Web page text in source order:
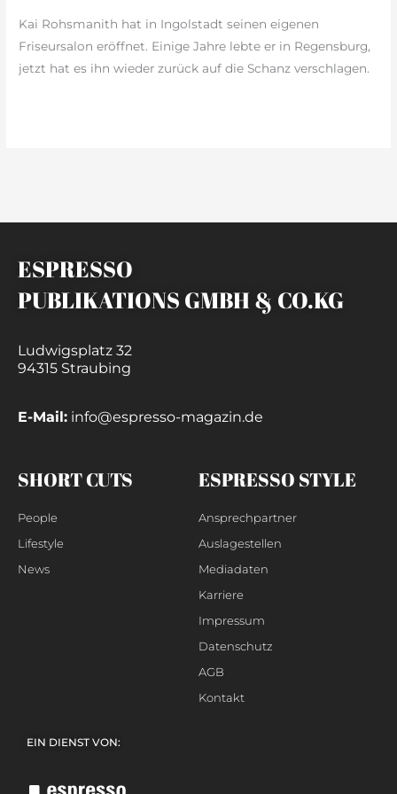
Kai Rohsmanith hat in Ingolstadt seinen eigenen
Friseursalon eröffnet. Einige Jahre lebte er in Regensburg,
jetzt hat es ihn wieder zurück auf die Schanz verschlagen.
ESPRESSO
PUBLIKATIONS GMBH & CO.KG
Ludwigsplatz 32
94315 Straubing
E-Mail: info@espresso-magazin.de
SHORT CUTS
People
Lifestyle
News
ESPRESSO STYLE
Ansprechpartner
Auslagestellen
Mediadaten
Karriere
Impressum
Datenschutz
AGB
Kontakt
EIN DIENST VON: